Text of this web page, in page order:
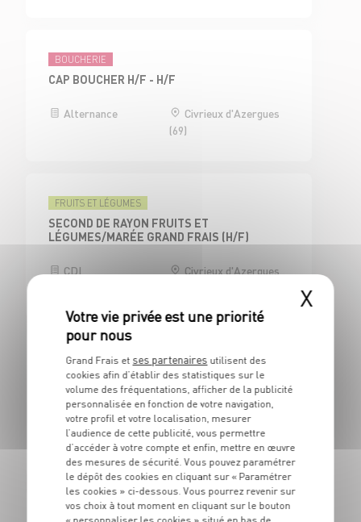
BOUCHERIE
CAP BOUCHER H/F - H/F
Alternance
Civrieux d'Azergues
(69)
FRUITS ET LÉGUMES
SECOND DE RAYON FRUITS ET
LÉGUMES/MARÉE GRAND FRAIS (H/F)
CDI
Civrieux d'Azergues
CAISSE
CAISSIER CENTRAL / ADJOINT
RESPONSABLE DE CAISSE - H/F
CDI
Civrieux d'Azergues
(69)
BOUCHERIE
X
Grand Frais et ses partenaires utilisent des
cookies afin d’établir des statistiques sur le
volume des fréquentations, afficher de la publicité
personnalisée en fonction de votre navigation,
votre profil et votre localisation, mesurer
l’audience de cette publicité, vous permettre
d’accéder à votre compte et enfin, mettre en œuvre
des mesures de sécurité. Vous pouvez paramétrer
le dépôt des cookies en cliquant sur « Paramétrer
les cookies » ci-dessous. Vous pourrez revenir sur
vos choix à tout moment en cliquant sur le bouton